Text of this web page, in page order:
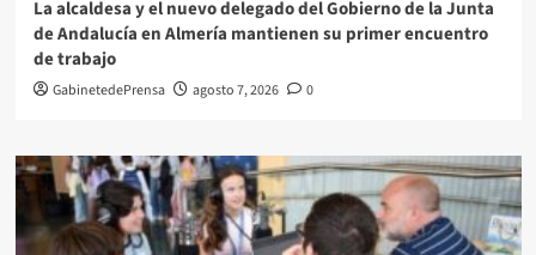
La alcaldesa y el nuevo delegado del Gobierno de la Junta
de Andalucía en Almería mantienen su primer encuentro
de trabajo
GabinetedePrensa agosto 7, 2026 0